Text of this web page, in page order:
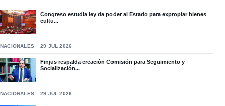
Congreso estudia ley da poder al Estado para expropiar bienes
cultu...
NACIONALES 29 JUL 2026
Finjus respalda creación Comisión para Seguimiento y
Socialización...
NACIONALES 29 JUL 2026